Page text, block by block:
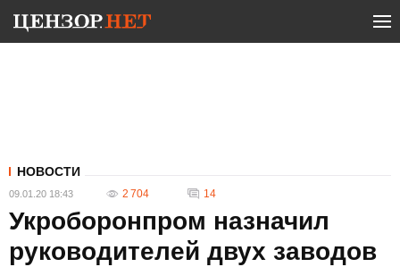
НОВОСТИ
09.01.20 18:43 2 704 14
Укроборонпром назначил
руководителей двух заводов